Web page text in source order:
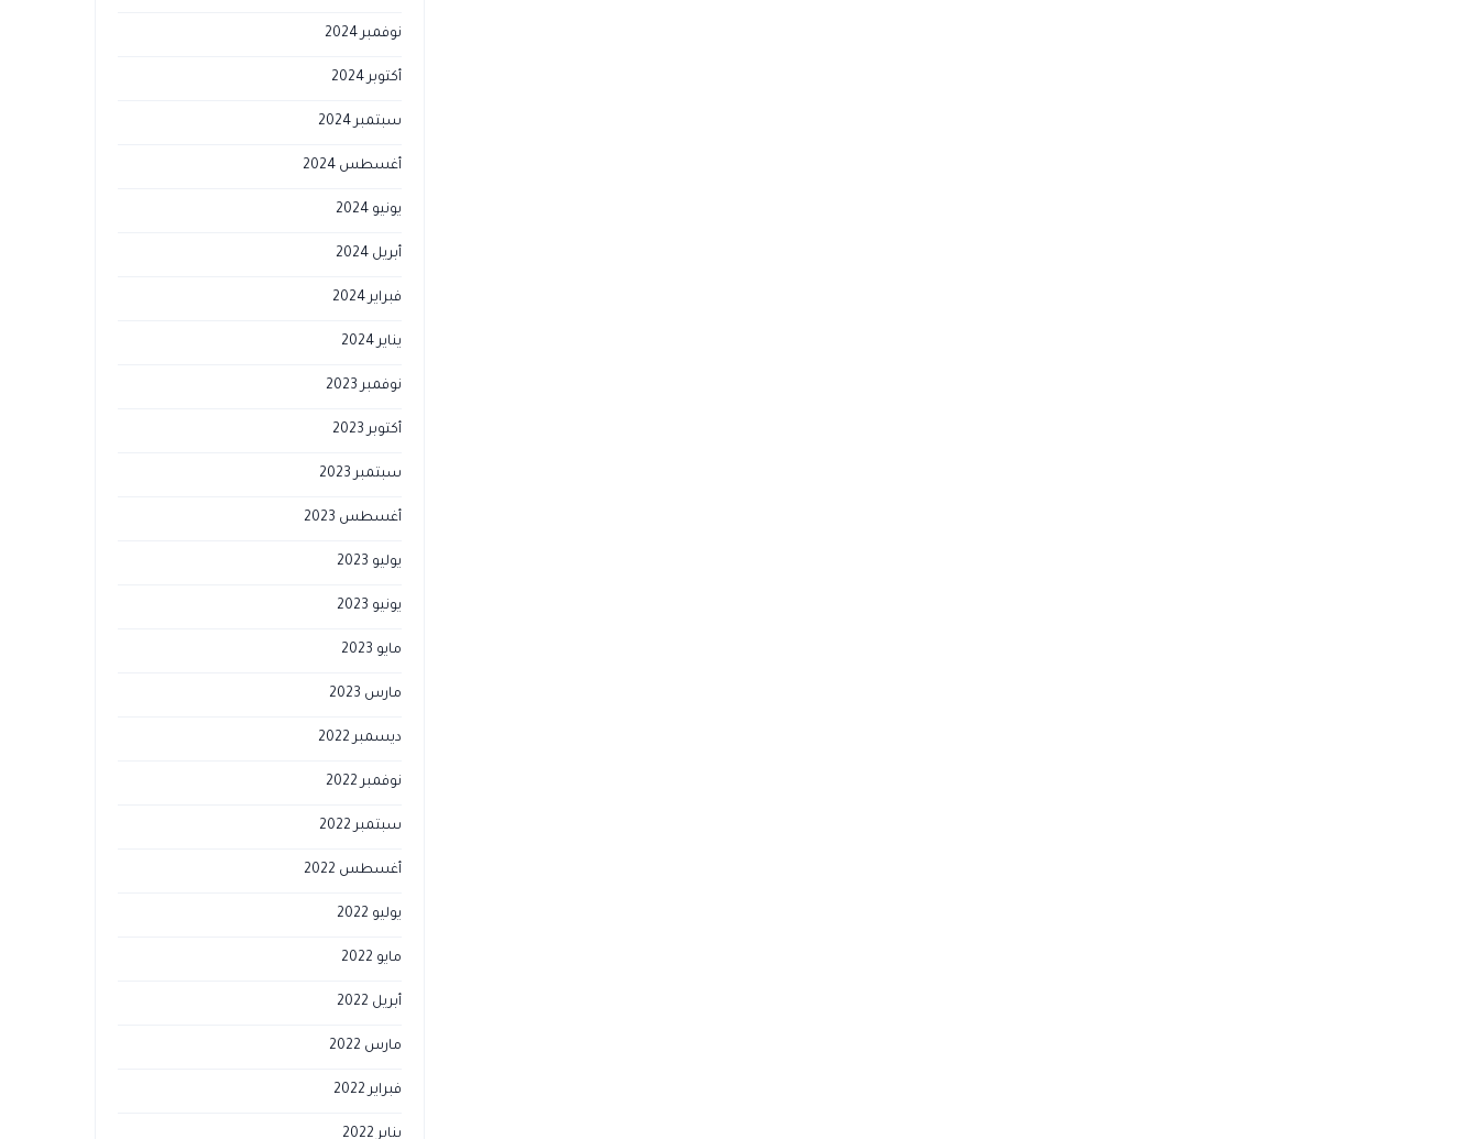
نوفمبر 2024
أكتوبر 2024
سبتمبر 2024
أغسطس 2024
يونيو 2024
أبريل 2024
فبراير 2024
يناير 2024
نوفمبر 2023
أكتوبر 2023
سبتمبر 2023
أغسطس 2023
يوليو 2023
يونيو 2023
مايو 2023
مارس 2023
ديسمبر 2022
نوفمبر 2022
سبتمبر 2022
أغسطس 2022
يوليو 2022
مايو 2022
أبريل 2022
مارس 2022
فبراير 2022
يناير 2022